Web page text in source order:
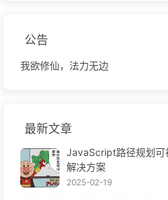
公告
我欲修仙，法力无边
最新文章
JavaScript路径规划可
解决方案
2025-02-19